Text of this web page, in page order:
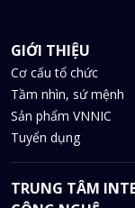
GIỚI THIỆU
Cơ cấu tổ chức
Tầm nhìn, sứ mệnh
Sản phẩm VNNIC
Tuyển dụng
TRUNG TÂM